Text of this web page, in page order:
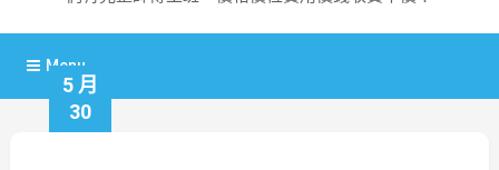
Menu
5 月
30